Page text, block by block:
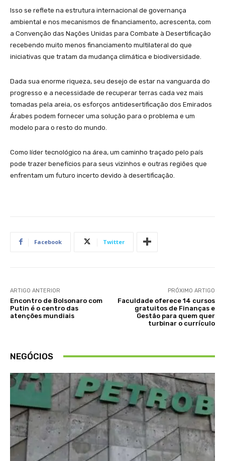
Isso se reflete na estrutura internacional de governança
ambiental e nos mecanismos de financiamento, acrescenta, com
a Convenção das Nações Unidas para Combate à Desertificação
recebendo muito menos financiamento multilateral do que
iniciativas que tratam da mudança climática e biodiversidade.
Dada sua enorme riqueza, seu desejo de estar na vanguarda do
progresso e a necessidade de recuperar terras cada vez mais
tomadas pela areia, os esforços antidesertificação dos Emirados
Árabes podem fornecer uma solução para o problema e um
modelo para o resto do mundo.
Como líder tecnológico na área, um caminho traçado pelo país
pode trazer benefícios para seus vizinhos e outras regiões que
enfrentam um futuro incerto devido à desertificação.
Facebook Twitter
ARTIGO ANTERIOR
Encontro de Bolsonaro com
Putin é o centro das
atenções mundiais
PRÓXIMO ARTIGO
Faculdade oferece 14 cursos
gratuitos de Finanças e
Gestão para quem quer
turbinar o currículo
NEGÓCIOS